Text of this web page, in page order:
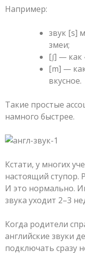
Например:
звук [s]
змеи;
[ʃ] — как
[m] —
вкусное.
Такие простые
намного быстрее.
Кстати, у многих
настоящий ступор.
И это нормально.
звука уходит 2–3
Когда родители
английские звуки
подключать сразу